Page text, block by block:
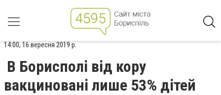
14:00, 16 вересня 2019 р.
В Борисполі від кору
вакциновані лише 53% дітей